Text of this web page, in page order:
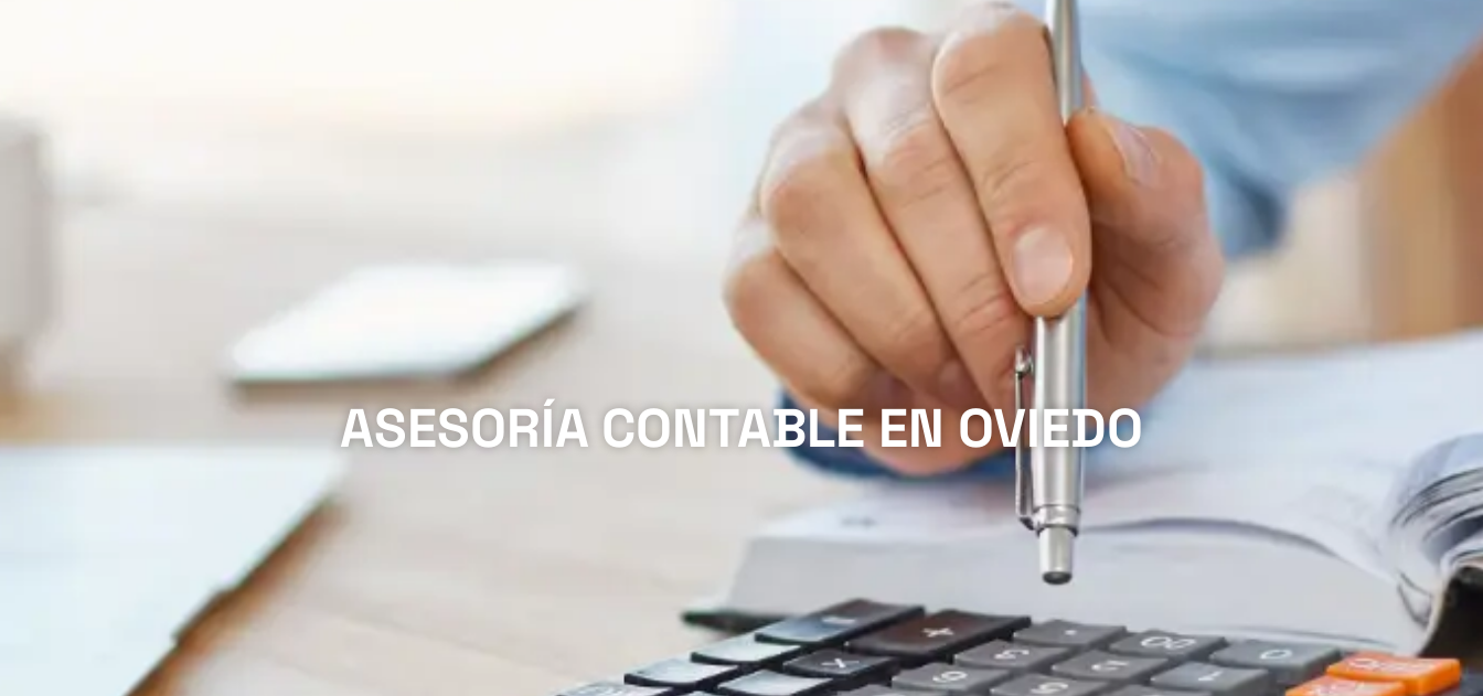
ASESORÍA CONTABLE EN OVIEDO